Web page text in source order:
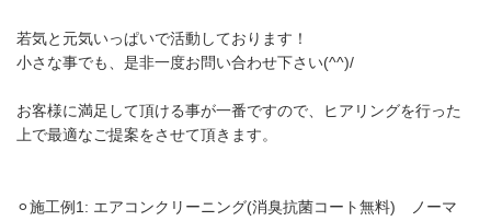
若気と元気いっぱいで活動しております！
小さな事でも、是非一度お問い合わせ下さい(^^)/
お客様に満足して頂ける事が一番ですので、ヒアリングを行った
上で最適なご提案をさせて頂きます。
⚪︎施工例1: エアコンクリーニング(消臭抗菌コート無料) ノーマ